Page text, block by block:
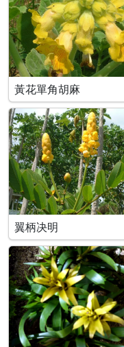
黃花單角胡麻
翼柄决明